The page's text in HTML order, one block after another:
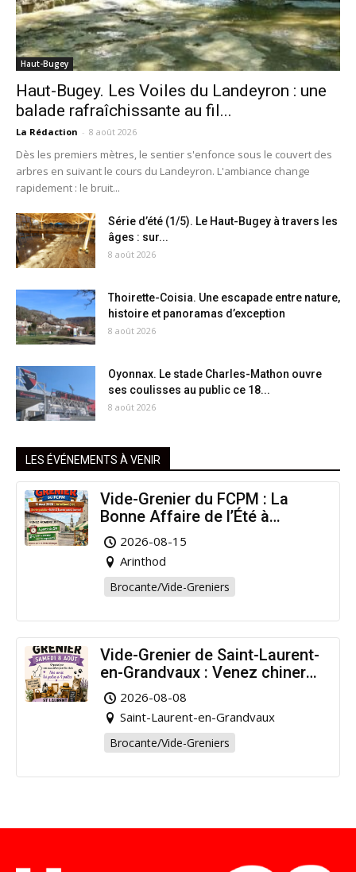
Haut-Bugey
Haut-Bugey. Les Voiles du Landeyron : une
balade rafraîchissante au fil...
La Rédaction - 8 août 2026
Dès les premiers mètres, le sentier s'enfonce sous le couvert des
arbres en suivant le cours du Landeyron. L'ambiance change
rapidement : le bruit...
Série d’été (1/5). Le Haut-Bugey à travers les
âges : sur...
8 août 2026
Thoirette-Coisia. Une escapade entre nature,
histoire et panoramas d’exception
8 août 2026
Oyonnax. Le stade Charles-Mathon ouvre
ses coulisses au public ce 18...
8 août 2026
LES ÉVÉNEMENTS À VENIR
Vide-Grenier du FCPM : La
Bonne Affaire de l’Été à
Arinthod !
2026-08-15
Arinthod
Brocante/Vide-Greniers
Vide-Grenier de Saint-Laurent-
en-Grandvaux : Venez chiner
pour la bonne cause !
2026-08-08
Saint-Laurent-en-Grandvaux
Brocante/Vide-Greniers